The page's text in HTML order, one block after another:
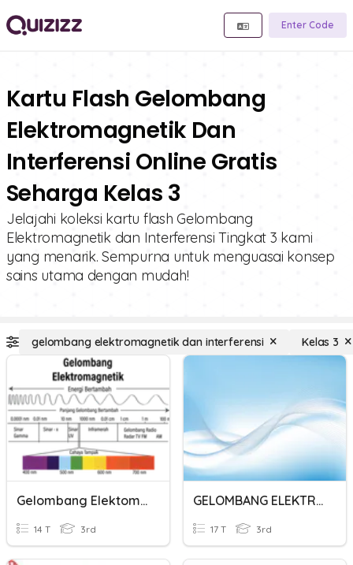
Enter Code
Kartu Flash Gelombang
Elektromagnetik Dan
Interferensi Online Gratis
Seharga Kelas 3
Jelajahi koleksi kartu flash Gelombang
Elektromagnetik dan Interferensi Tingkat 3 kami
yang menarik. Sempurna untuk menguasai konsep
sains utama dengan mudah!
gelombang elektromagnetik dan interferensi Kelas 3
Gelombang Elektomagnetik
14 T 3rd
GELOMBANG ELEKTROMAGNETIK
17 T 3rd